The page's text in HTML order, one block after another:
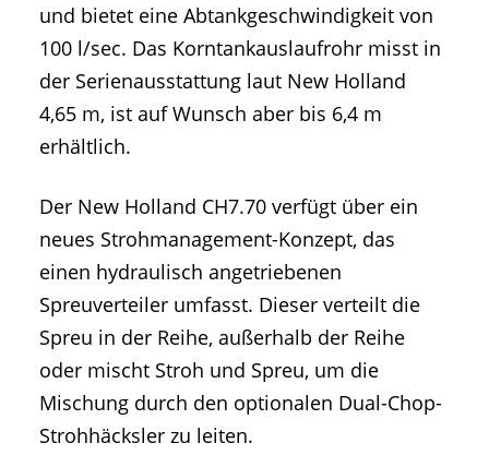
und bietet eine Abtankgeschwindigkeit von
100 l/sec. Das Korntankauslaufrohr misst in
der Serienausstattung laut New Holland
4,65 m, ist auf Wunsch aber bis 6,4 m
erhältlich.
Der New Holland CH7.70 verfügt über ein
neues Strohmanagement-Konzept, das
einen hydraulisch angetriebenen
Spreuverteiler umfasst. Dieser verteilt die
Spreu in der Reihe, außerhalb der Reihe
oder mischt Stroh und Spreu, um die
Mischung durch den optionalen Dual-Chop-
Strohhäcksler zu leiten.